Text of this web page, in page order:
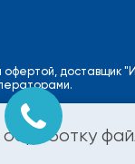
доставщик